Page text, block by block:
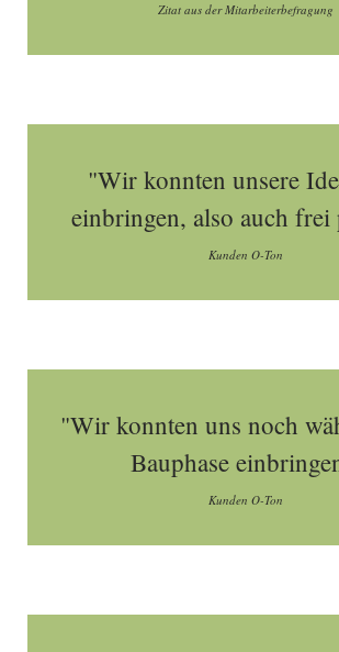
Zitat aus der Mitarbeiterbefragung
"Wir konnten unsere
einbringen, also auch frei
Kunden O-Ton
"Wir konnten uns noch
Bauphase
Kunden O-Ton